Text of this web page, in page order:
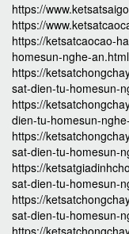
https://
https://
https://ketsatcaocao-
homesun-nghe-an.html
https://
sat-dien-tu-homesun-
https://
dien-tu-homesun-
https://
sat-dien-tu-homesun-
https://
sat-dien-tu-homesun-
https://
sat-dien-tu-homesun-
https://